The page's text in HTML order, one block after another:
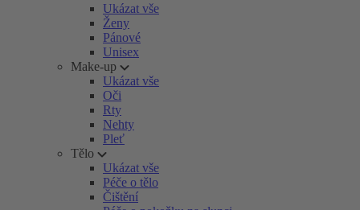
Ukázat vše
Ženy
Pánové
Unisex
Make-up
Ukázat vše
Oči
Rty
Nehty
Pleť
Tělo
Ukázat vše
Péče o tělo
Čištění